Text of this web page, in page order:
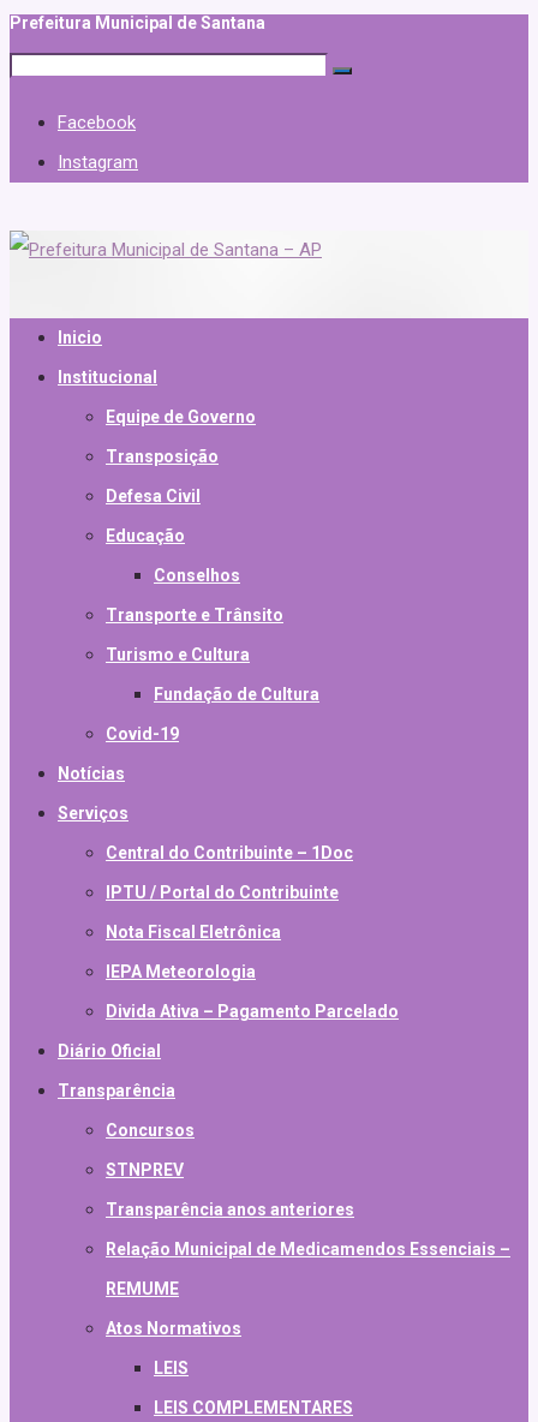
Prefeitura Municipal de Santana
Facebook
Instagram
Inicio
Institucional
Equipe de Governo
Transposição
Defesa Civil
Educação
Conselhos
Transporte e Trânsito
Turismo e Cultura
Fundação de Cultura
Covid-19
Notícias
Serviços
Central do Contribuinte – 1Doc
IPTU / Portal do Contribuinte
Nota Fiscal Eletrônica
IEPA Meteorologia
Divida Ativa – Pagamento Parcelado
Diário Oficial
Transparência
Concursos
STNPREV
Transparência anos anteriores
Relação Municipal de Medicamendos Essenciais –
REMUME
Atos Normativos
LEIS
LEIS COMPLEMENTARES